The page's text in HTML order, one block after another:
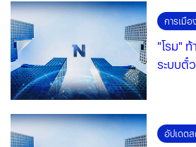
การเมือ
"โรม"
ระบบตั๋
อัปเดต